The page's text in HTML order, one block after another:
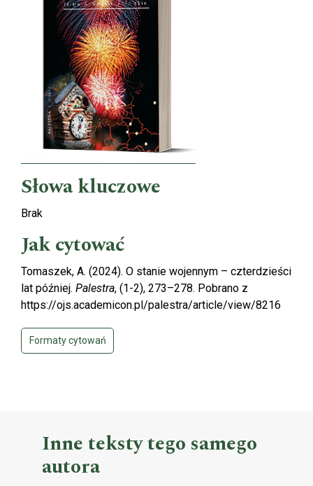
Słowa kluczowe
Brak
Jak cytować
Tomaszek, A. (2024). O stanie wojennym – czterdzieści
lat później. Palestra, (1-2), 273–278. Pobrano z
https://ojs.academicon.pl/palestra/article/view/8216
Formaty cytowań
Inne teksty tego samego
autora